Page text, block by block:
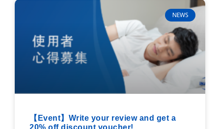
NEWS
【Event】Write your review and get a